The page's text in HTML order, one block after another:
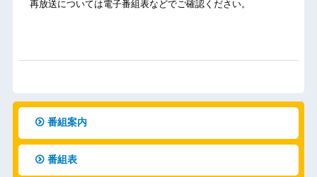
再放送については電子番組表などでご確認ください。
番組案内
番組表